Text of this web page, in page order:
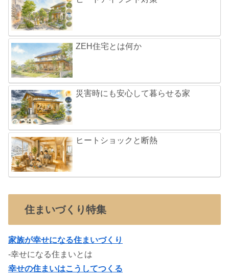
ZEH住宅とは何か
災害時にも安心して暮らせる家
ヒートショックと断熱
住まいづくり特集
家族が幸せになる住まいづくり
-幸せになる住まいとは
幸せの住まいはこうしてつくる